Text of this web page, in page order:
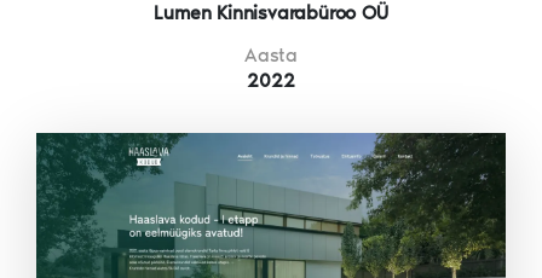
Lumen Kinnisvarabüroo OÜ
Aasta
2022